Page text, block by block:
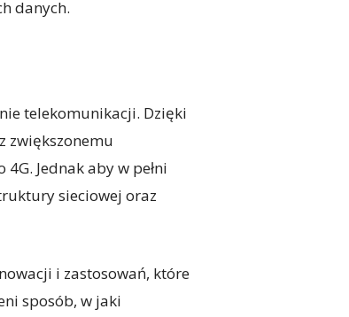
danych.
telekomunikacji. Dzięki
zwiększonemu
Jednak aby w pełni
sieciowej oraz
i zastosowań, które
sposób, w jaki